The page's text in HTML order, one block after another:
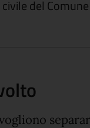
del Comune